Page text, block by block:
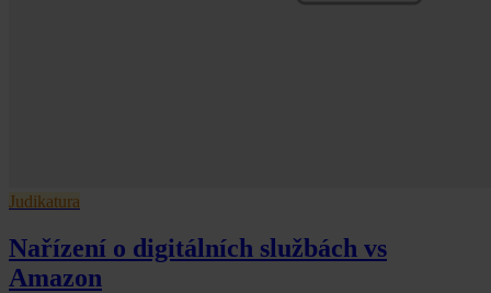
Judikatura
Nařízení o digitálních službách vs
Amazon